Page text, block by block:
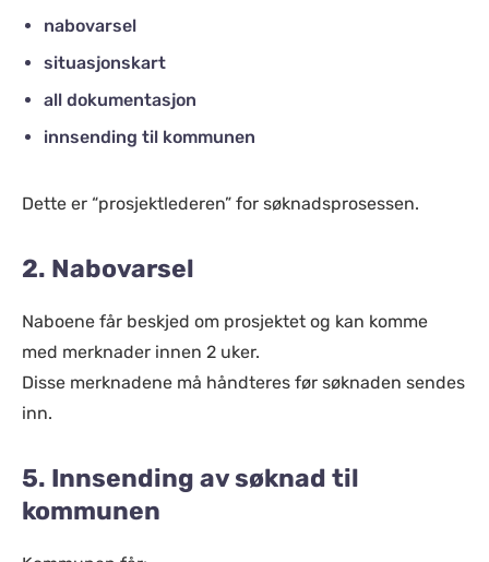
nabovarsel
situasjonskart
all dokumentasjon
innsending til kommunen
Dette er “prosjektlederen” for søknadsprosessen.
2. Nabovarsel
Naboene får beskjed om prosjektet og kan komme
med merknader innen 2 uker.
Disse merknadene må håndteres før søknaden sendes
inn.
5. Innsending av søknad til
kommunen